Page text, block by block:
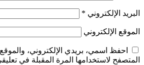
البريد الإلكتروني *
الموقع الإلكتروني
احفظ اسمي، بريدي الإلكتروني،
المتصفح لاستخدامها المرة المقبلة في